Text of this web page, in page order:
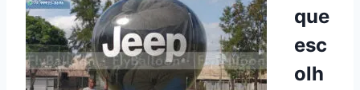
que
esc
olh